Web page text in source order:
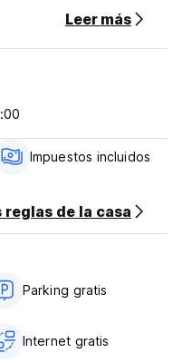
privadas con baño
gratuitos, ducha
están incluidas.
inglés, Laos,
disfruten de una
de
de rental, y tours de
site por el personal
de la llegada. En caso
Leer más
Impuestos incluidos
reglas de la casa
Parking gratis
Internet gratis